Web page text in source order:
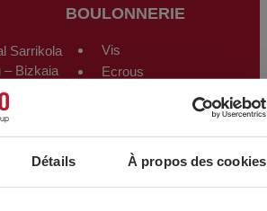
Détails À propos des cookies
du Règlement général sur la protection des
avril 2016 en envoyant un courrier accompagné
carte d'identité à CHAVES BILBAO, S.L.
Industrial Sarrikola 48195 Larrabetzu - Bizkaia -
de l'adresse électronique
Sarrikola
– Bizkaia
BOULONNERIE
Vis
Ecrous
Accessoires pour
cables et chaînes